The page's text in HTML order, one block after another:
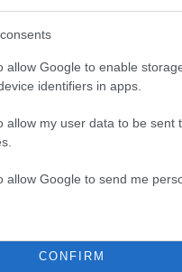
allow Google to enable
identifiers in apps.
allow my user data to be sent
allow Google to send me
CONFIRM
το Νewsit.gr στο
όλη την ειδησεογραφία
- Η